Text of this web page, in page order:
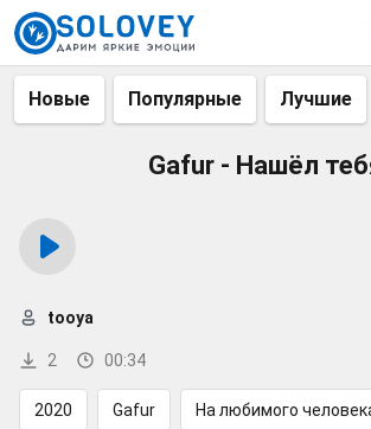
Новые Популярные Лучшие
Gafur - Нашёл
2 00:34
tooya
2020 Gafur На любимого